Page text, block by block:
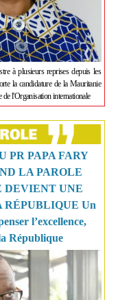
à plusieurs reprises depuis les
la candidature de la Mauritanie
de l'Organisation internationale
PR PAPA FARY
LA PAROLE
DEVIENT UNE
RÉPUBLIQUE Un
l’excellence,
République